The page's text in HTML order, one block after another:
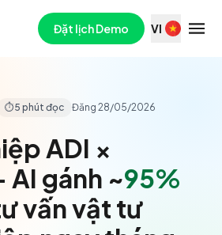
Đặt lịch Demo VI
⏱5 phút đọc Đăng 28/05/2026
ADI ×
gánh ~95%
vấn vật tư